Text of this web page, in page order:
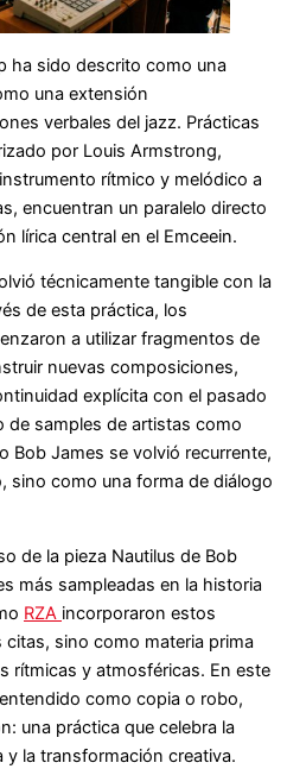
ha sido descrito como una
una extensión
verbales del jazz. Prácticas
por Louis Armstrong,
rítmico y melódico a
encuentran un paralelo directo
lírica central en el Emceein.
técnicamente tangible con la
de esta práctica, los
a utilizar fragmentos de
nuevas composiciones,
explícita con el pasado
de samples de artistas como
Bob James se volvió recurrente,
sino como una forma de diálogo
de la pieza Nautilus de Bob
más sampleadas en la historia
RZA incorporaron estos
sino como materia prima
rítmicas y atmosféricas. En este
como copia o robo,
una práctica que celebra la
y la transformación creativa.